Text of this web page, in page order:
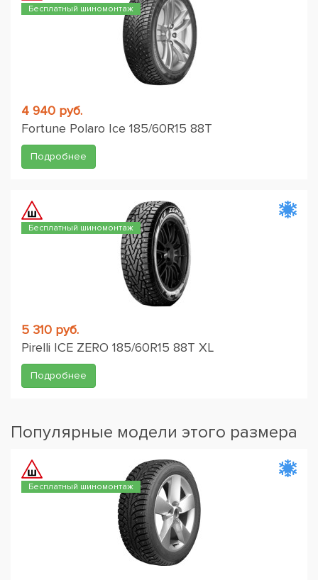
Бесплатный шиномонтаж
4 940 руб.
Fortune Polaro Ice 185/60R15 88T
Подробнее
Бесплатный шиномонтаж
5 310 руб.
Pirelli ICE ZERO 185/60R15 88T XL
Подробнее
Популярные модели этого размера
Бесплатный шиномонтаж